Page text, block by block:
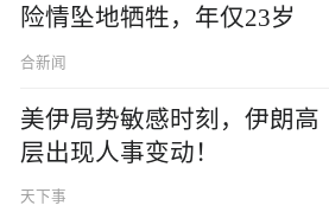
险情坠地牺牲，年仅23岁
合新闻
美伊局势敏感时刻，伊朗高
层出现人事变动！
天下事